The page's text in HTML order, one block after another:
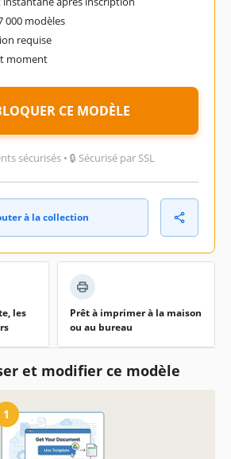
000 modèles
requise
moment
CE MODÈLE
sécurisés • 🔒 Sécurisé par SSL
à la collection
les
Prêt à imprimer à la maison
ou au bureau
et modifier ce modèle
1